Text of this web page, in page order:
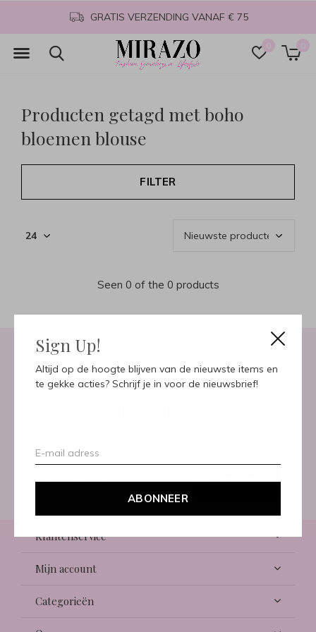
Sign Up!
Altijd op de hoogte blijven van de nieuwste items en
te gekke acties? Schrijf je in voor de nieuwsbrief!
ABONNEER
0 0
GRATIS VERZENDING VANAF € 75
Producten getagd met boho
bloemen blouse
FILTER
Seen 0 of the 0 products
Meld je aan voor onze
ABONNEER
Klantenservice
Mijn account
Categorieën